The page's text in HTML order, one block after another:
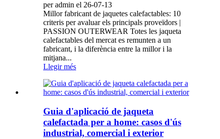
per admin el 26-07-13
Millor fabricant de jaquetes calefactables: 10
criteris per avaluar els principals proveïdors |
PASSION OUTERWEAR Totes les jaqueta
calefactables del mercat es remunten a un
fabricant, i la diferència entre la millor i la
mitjana...
Llegir més
Guia d'aplicació de jaqueta
calefactada per a home: casos d'ús
industrial, comercial i exterior